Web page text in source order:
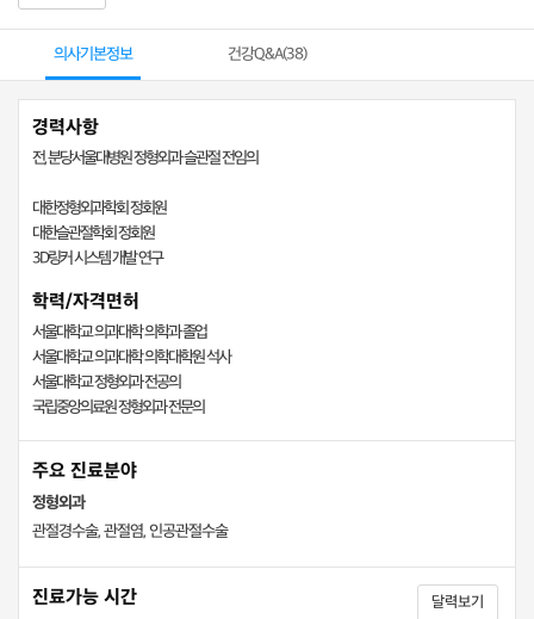
의사기본정보 건강Q&A(38)
경력사항
전, 분당서울대병원 정형외과 슬관절 전임의
대한정형외과학회 정회원
대한슬관절학회 정회원
3D링커 시스템 개발 연구
학력/자격면허
서울대학교 의과대학 의학과 졸업
서울대학교 의과대학 의학대학원 석사
서울대학교 정형외과 전공의
국립중앙의료원 정형외과 전문의
주요 진료분야
정형외과
관절경수술, 관절염, 인공관절수술
진료가능 시간 달력보기